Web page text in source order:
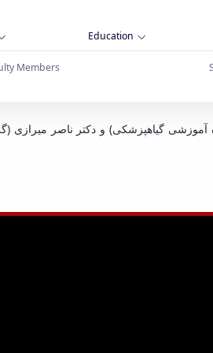
Education
Members
برگزار گردید، آقایان دکتر دوستمراد ظفری (گروه آموزشی گیاهپزشکی) و